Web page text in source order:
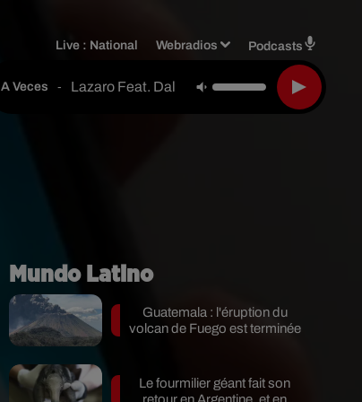
Live : National Webradios Podcasts
A Veces - Lazaro Feat. Dalia
Mundo Latino
Guatemala : l'éruption du
volcan de Fuego est terminée
Le fourmilier géant fait son
retour en Argentine, et en